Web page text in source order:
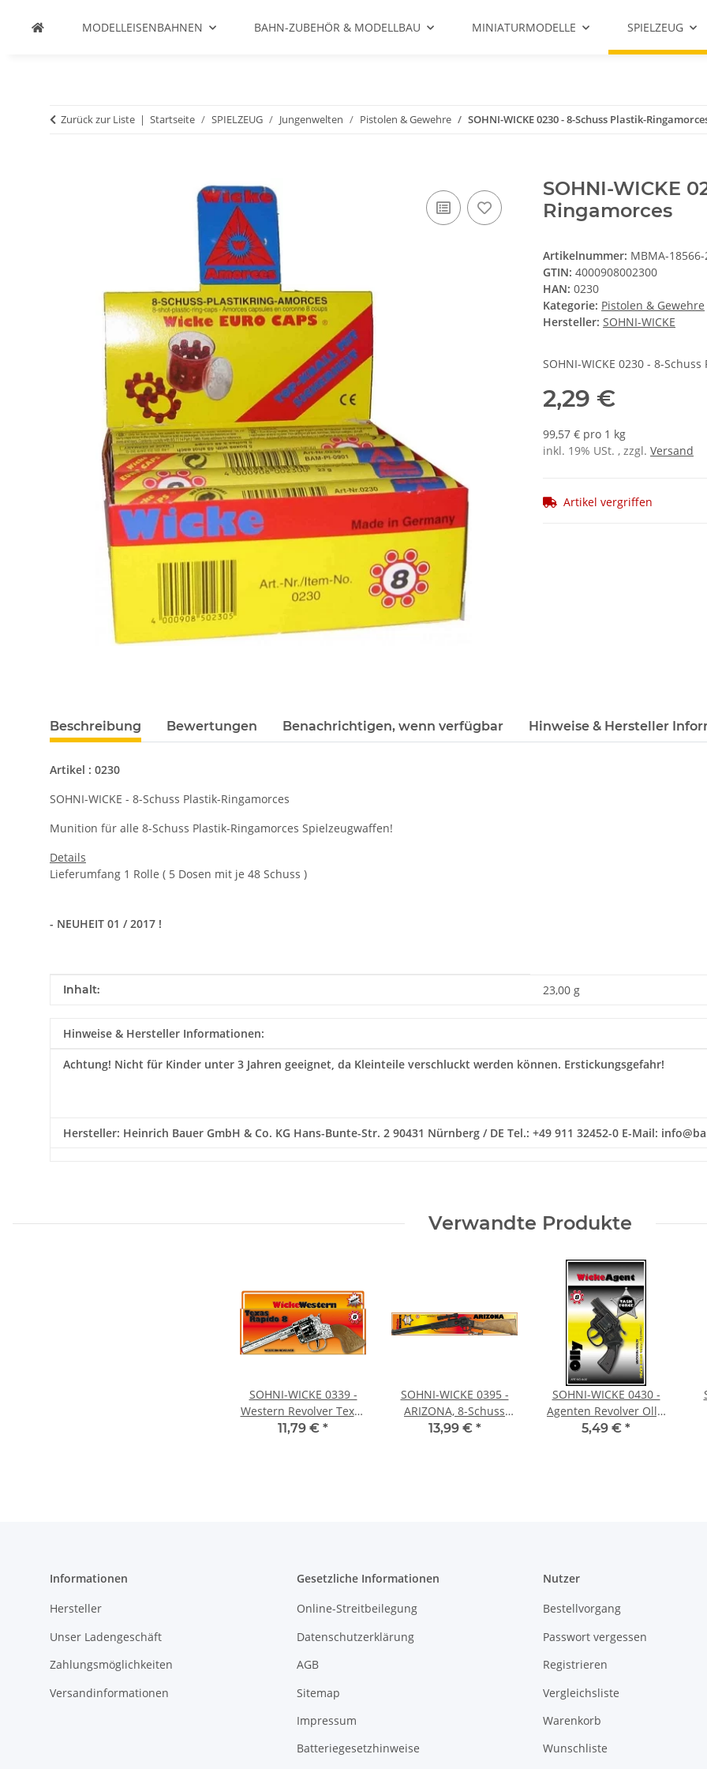
MODELLEISENBAHNEN BAHN-ZUBEHÖR & MODELLBAU MINIATURMODELLE SPIELZEUG
Zurück zur Liste Startseite SPIELZEUG Jungenwelten Pistolen & Gewehre SOHNI-WICKE 0230 - 8-Schuss Plastik-
SOHNI-WICKE
Ringamorces
Artikelnummer: MBMA-
GTIN: 4000908002300
HAN: 0230
Kategorie: Pistolen & Gewehre
Hersteller: SOHNI-WICKE
SOHNI-WICKE 0230 - 8-
2,29 €
99,57 € pro 1 kg
inkl. 19% USt. , zzgl. Versand
Artikel vergriffen
Beschreibung Bewertungen Benachrichtigen, wenn verfügbar Hinweise & Hersteller
Artikel : 0230
SOHNI-WICKE - 8-Schuss Plastik-Ringamorces
Munition für alle 8-Schuss Plastik-Ringamorces Spielzeugwaffen!
Details
Lieferumfang 1 Rolle ( 5 Dosen mit je 48 Schuss )
- NEUHEIT 01 / 2017 !
Produkteigenschaft
Wert
Inhalt: 23,00 g
Hinweise & Hersteller Informationen:
Achtung! Nicht für Kinder unter 3 Jahren geeignet, da Kleinteile verschluckt werden können. Erstickungsgefahr!
Hersteller: Heinrich Bauer GmbH & Co. KG Hans-Bunte-Str. 2 90431 Nürnberg / DE Tel.: +49 911 32452-0 E-Mail:
Verwandte Produkte
SOHNI-WICKE 0339 -
Western Revolver Texas
Rapido, 8-Schuss Ring
11,79 € *
SOHNI-WICKE 0395 -
ARIZONA, 8-Schuss
Ring Gewehr
13,99 € *
SOHNI-WICKE 0430 -
Agenten Revolver Olly,
8-Schuss Ring
5,49 € *
Informationen
Hersteller
Unser Ladengeschäft
Zahlungsmöglichkeiten
Versandinformationen
Gesetzliche Informationen
Online-Streitbeilegung
Datenschutzerklärung
AGB
Sitemap
Impressum
Batteriegesetzhinweise
Nutzer
Bestellvorgang
Passwort vergessen
Registrieren
Vergleichsliste
Warenkorb
Wunschliste